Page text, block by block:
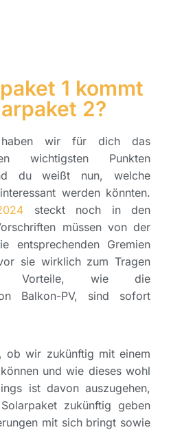
1 kommt
2?
wir für dich das
wichtigsten Punkten
du weißt nun, welche
werden könnten.
steckt noch in den
müssen von der
entsprechenden Gremien
sie wirklich zum Tragen
Vorteile, wie die
Balkon-PV, sind sofort
ob wir zukünftig mit einem
und wie dieses wohl
ist davon auszugehen,
zukünftig geben
mit sich bringt sowie